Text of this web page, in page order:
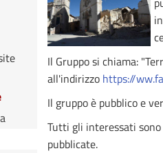
Il Gruppo si chiama:
all'indirizzo https://
Il gruppo è pubblico e
Tutti gli interessati
pubblicate.